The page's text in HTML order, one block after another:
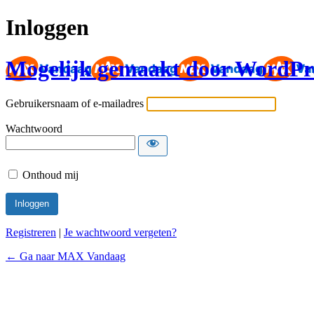
Inloggen
Mogelijk gemaakt door
Gebruikersnaam of e-mailadres
Wachtwoord
Onthoud mij
Registreren | Je wachtwoord vergeten?
← Ga naar MAX Vandaag